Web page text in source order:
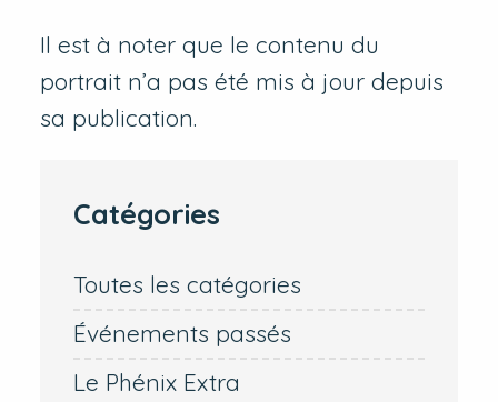
Il est à noter que le contenu du
portrait n’a pas été mis à jour depuis
sa publication.
Catégories
Toutes les catégories
Événements passés
Le Phénix Extra